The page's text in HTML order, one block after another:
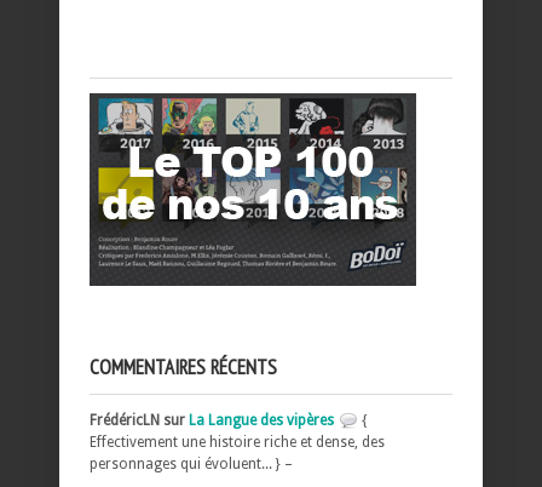
COMMENTAIRES RÉCENTS
FrédéricLN sur La Langue des vipères
{
Effectivement une histoire riche et dense, des
personnages qui évoluent... } –